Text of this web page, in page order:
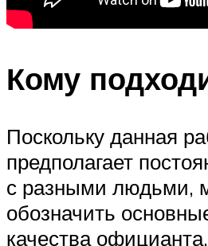
Кому
Поскольку данная
предполагает
с разными людьми,
обозначить
качества